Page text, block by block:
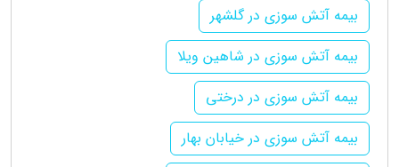
بیمه آتش سوزی در گلشهر
بیمه آتش سوزی در شاهین ویلا
بیمه آتش سوزی در درختی
بیمه آتش سوزی در خیابان بهار